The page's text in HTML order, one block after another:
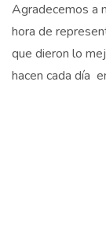
Agradecemos a
hora de
que dieron lo
hacen cada día